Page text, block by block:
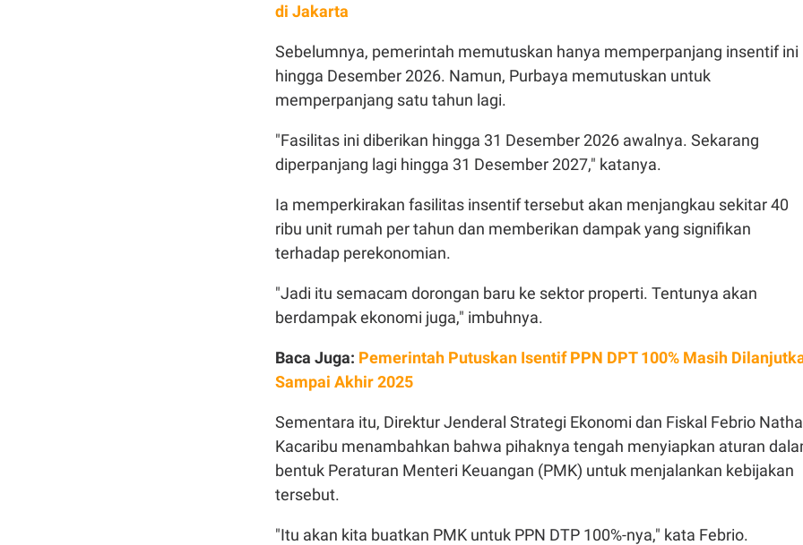
di Jakarta
Sebelumnya, pemerintah memutuskan hanya memperpanjang insentif ini
hingga Desember 2026. Namun, Purbaya memutuskan untuk
memperpanjang satu tahun lagi.
"Fasilitas ini diberikan hingga 31 Desember 2026 awalnya. Sekarang
diperpanjang lagi hingga 31 Desember 2027," katanya.
Ia memperkirakan fasilitas insentif tersebut akan menjangkau sekitar 40
ribu unit rumah per tahun dan memberikan dampak yang signifikan
terhadap perekonomian.
"Jadi itu semacam dorongan baru ke sektor properti. Tentunya akan
berdampak ekonomi juga," imbuhnya.
Baca Juga: Pemerintah Putuskan Isentif PPN DPT 100% Masih
Sampai Akhir 2025
Sementara itu, Direktur Jenderal Strategi Ekonomi dan Fiskal Febrio
Kacaribu menambahkan bahwa pihaknya tengah menyiapkan aturan
bentuk Peraturan Menteri Keuangan (PMK) untuk menjalankan kebijakan
tersebut.
"Itu akan kita buatkan PMK untuk PPN DTP 100%-nya," kata Febrio.